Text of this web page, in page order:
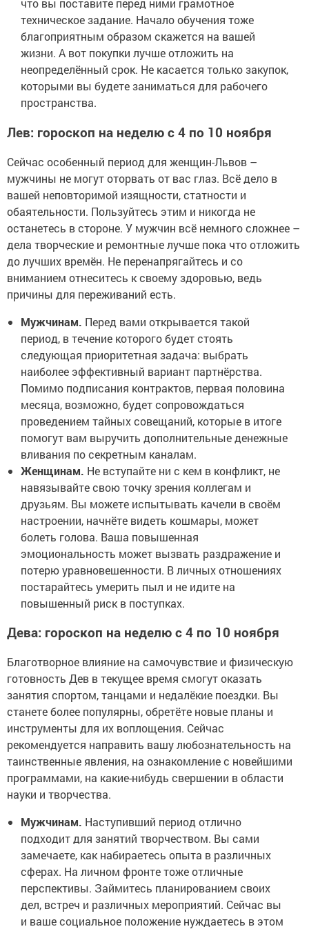
что вы поставите перед ними грамотное
техническое задание. Начало обучения тоже
благоприятным образом скажется на вашей
жизни. А вот покупки лучше отложить на
неопределённый срок. Не касается только закупок,
которыми вы будете заниматься для рабочего
пространства.
Лев: гороскоп на неделю с 4 по 10 ноября
Сейчас особенный период для женщин-Львов –
мужчины не могут оторвать от вас глаз. Всё дело в
вашей неповторимой изящности, статности и
обаятельности. Пользуйтесь этим и никогда не
останетесь в стороне. У мужчин всё немного сложнее –
дела творческие и ремонтные лучше пока что отложить
до лучших времён. Не перенапрягайтесь и со
вниманием отнеситесь к своему здоровью, ведь
причины для переживаний есть.
Мужчинам. Перед вами открывается такой
период, в течение которого будет стоять
следующая приоритетная задача: выбрать
наиболее эффективный вариант партнёрства.
Помимо подписания контрактов, первая половина
месяца, возможно, будет сопровождаться
проведением тайных совещаний, которые в итоге
помогут вам выручить дополнительные денежные
вливания по секретным каналам.
Женщинам. Не вступайте ни с кем в конфликт, не
навязывайте свою точку зрения коллегам и
друзьям. Вы можете испытывать качели в своём
настроении, начнёте видеть кошмары, может
болеть голова. Ваша повышенная
эмоциональность может вызвать раздражение и
потерю уравновешенности. В личных отношениях
постарайтесь умерить пыл и не идите на
повышенный риск в поступках.
Дева: гороскоп на неделю с 4 по 10 ноября
Благотворное влияние на самочувствие и физическую
готовность Дев в текущее время смогут оказать
занятия спортом, танцами и недалёкие поездки. Вы
станете более популярны, обретёте новые планы и
инструменты для их воплощения. Сейчас
рекомендуется направить вашу любознательность на
таинственные явления, на ознакомление с новейшими
программами, на какие-нибудь свершении в области
науки и творчества.
Мужчинам. Наступивший период отлично
подходит для занятий творчеством. Вы сами
замечаете, как набираетесь опыта в различных
сферах. На личном фронте тоже отличные
перспективы. Займитесь планированием своих
дел, встреч и различных мероприятий. Сейчас вы
и ваше социальное положение нуждаетесь в этом